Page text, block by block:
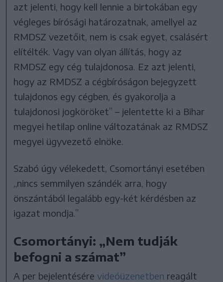
azt jelenti, hogy kell lennie a birtokában egy
végleges bírósági határozatnak, amellyel az
RMDSZ vezetőit, nem is csak egyet, csalásért
elítélték. Vagy van olyan állítás, hogy az
RMDSZ egy cég tulajdonosa. Ez azt jelenti,
hogy az RMDSZ a cégbíróságon bejegyzett
tulajdonos egy cégben, és gyakorolja a
tulajdonosi jogköröket” – jelentette ki a Bihar
megyei hetilap online változatának az RMDSZ
megyei ügyvezető elnöke.
Szabó úgy vélekedett, Csomortányi esetében
„nincs semmilyen szándék arra, hogy
önszántából legalább egy-két kérdésben az
igazat mondja.”
Csomortányi: „Nem tudják
befogni a számat”
A per bejelentésérevideóüzenetben reagált